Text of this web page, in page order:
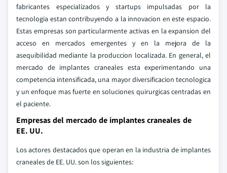
fabricantes especializados y startups impulsadas por la
tecnologia estan contribuyendo a la innovacion en este espacio.
Estas empresas son particularmente activas en la expansion del
acceso en mercados emergentes y en la mejora de la
asequibilidad mediante la produccion localizada. En general, el
mercado de implantes craneales esta experimentando una
competencia intensificada, una mayor diversificacion tecnologica
y un enfoque mas fuerte en soluciones quirurgicas centradas en
el paciente.
Empresas del mercado de implantes craneales de
EE. UU.
Los actores destacados que operan en la industria de implantes
craneales de EE. UU. son los siguientes: